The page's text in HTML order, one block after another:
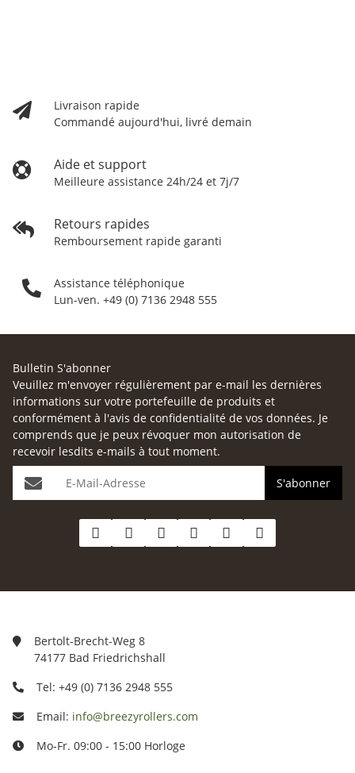
Livraison rapide
Commandé aujourd'hui, livré demain
Aide et support
Meilleure assistance 24h/24 et 7j/7
Retours rapides
Remboursement rapide garanti
Assistance téléphonique
Lun-ven. +49 (0) 7136 2948 555
Bulletin S'abonner
Veuillez m'envoyer régulièrement par e-mail les dernières
informations sur votre portefeuille de produits et
conformément à l'avis de confidentialité de vos données. Je
comprends que je peux révoquer mon autorisation de
recevoir lesdits e-mails à tout moment.
S'abonner
Bertolt-Brecht-Weg 8
74177 Bad Friedrichshall
Tel: +49 (0) 7136 2948 555
Email: info@breezyrollers.com
Mo-Fr. 09:00 - 15:00 Horloge